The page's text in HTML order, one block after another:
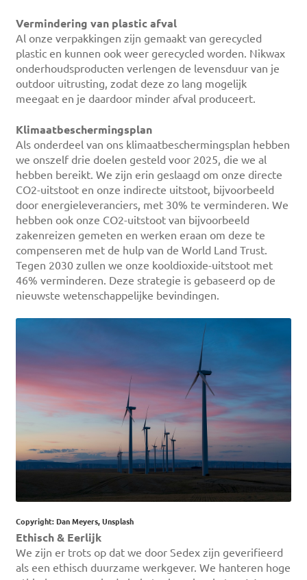
Vermindering van plastic afval
Al onze verpakkingen zijn gemaakt van gerecycled
plastic en kunnen ook weer gerecycled worden. Nikwax
onderhoudsproducten verlengen de levensduur van je
outdoor uitrusting, zodat deze zo lang mogelijk
meegaat en je daardoor minder afval produceert.
Klimaatbeschermingsplan
Als onderdeel van ons klimaatbeschermingsplan hebben
we onszelf drie doelen gesteld voor 2025, die we al
hebben bereikt. We zijn erin geslaagd om onze directe
CO2-uitstoot en onze indirecte uitstoot, bijvoorbeeld
door energieleveranciers, met 30% te verminderen. We
hebben ook onze CO2-uitstoot van bijvoorbeeld
zakenreizen gemeten en werken eraan om deze te
compenseren met de hulp van de World Land Trust.
Tegen 2030 zullen we onze kooldioxide-uitstoot met
46% verminderen. Deze strategie is gebaseerd op de
nieuwste wetenschappelijke bevindingen.
Copyright: Dan Meyers, Unsplash
Ethisch & Eerlijk
We zijn er trots op dat we door Sedex zijn geverifieerd
als een ethisch duurzame werkgever. We hanteren hoge